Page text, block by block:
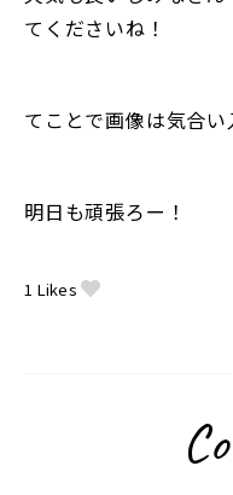
てくださいね！
てことで画像は気合い
明日も頑張ろー！
1 Likes